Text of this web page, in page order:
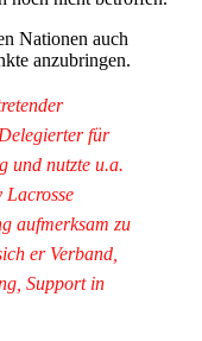
Nationen auch
anzubringen.
für
und nutzte u.a.
Lacrosse
aufmerksam zu
er Verband,
Support in